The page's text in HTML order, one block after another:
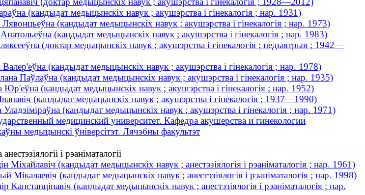
(кандыдат медыцынскіх навук ; акушэрства і гінекалогія ; нар. 1931)
(кандыдат медыцынскіх навук ; акушэрства і гінекалогія ; нар. 1973)
(кандыдат медыцынскіх навук ; акушэрства і гінекалогія ; нар. 1983)
(доктар медыцынскіх навук ; акушэрства і гінекалогія ; педыятрыя ; 1942—
(кандыдат медыцынскіх навук ; акушэрства і гінекалогія ; нар. 1978)
Паўлаўна (кандыдат медыцынскіх навук ; акушэрства і гінекалогія ; нар. 1935)
Юр'еўна (кандыдат медыцынскіх навук ; акушэрства і гінекалогія ; нар. 1952)
(кандыдат медыцынскіх навук ; акушэрства і гінекалогія ; 1937—1990)
(кандыдат медыцынскіх навук ; акушэрства і гінекалогія ; нар. 1971)
медицинский университет. Кафедра акушерства и гинекологии
медыцынскі ўніверсітэт. Лячэбны факультэт
і рэаніматалогіі
Міхайлавіч (кандыдат медыцынскіх навук ; анестэзіялогія і рэаніматалогія ; нар. 1961)
Мікалаевіч (кандыдат медыцынскіх навук ; анестэзіялогія і рэаніматалогія ; нар. 1998)
Канстанцінавіч (кандыдат медыцынскіх навук ; анестэзіялогія і рэаніматалогія ; нар.